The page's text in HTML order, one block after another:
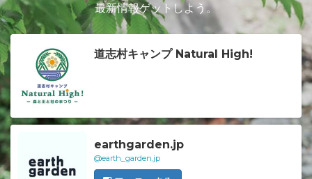
最新情報ゲットしよう。
道志村キャンプ Natural High!
earthgarden.jp
@earth_garden.jp